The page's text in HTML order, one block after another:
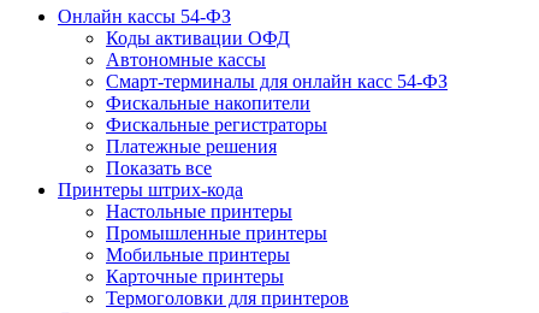
Онлайн кассы 54-ФЗ
Коды активации ОФД
Автономные кассы
Смарт-терминалы для онлайн касс 54-ФЗ
Фискальные накопители
Фискальные регистраторы
Платежные решения
Показать все
Принтеры штрих-кода
Настольные принтеры
Промышленные принтеры
Мобильные принтеры
Карточные принтеры
Термоголовки для принтеров